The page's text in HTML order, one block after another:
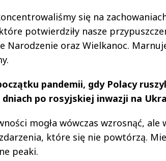
się na
potwierdziły nasze
Narodzenie oraz Wielkanoc.
pandemii, gdy Polacy
po rosyjskiej inwazji na
mogła wówczas wzrosnąć, ale
które się nie powtórzą.
peaki.